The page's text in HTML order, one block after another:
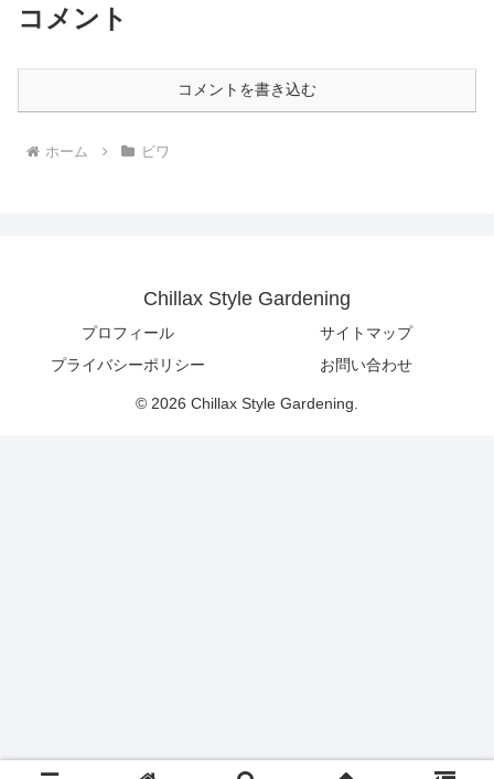
コメント
コメントを書き込む
ホーム ビワ
Chillax Style Gardening
プロフィール
サイトマップ
プライバシーポリシー
お問い合わせ
© 2026 Chillax Style Gardening.